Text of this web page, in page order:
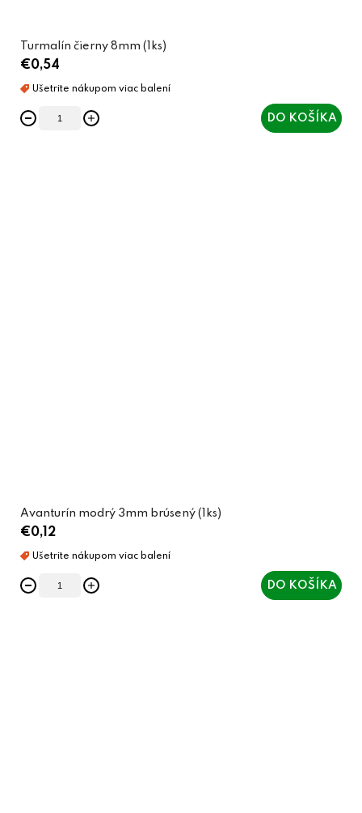
Turmalín čierny 8mm (1ks)
€0,54
DO KOŠÍKA
Avanturín modrý 3mm brúsený (1ks)
€0,12
DO KOŠÍKA